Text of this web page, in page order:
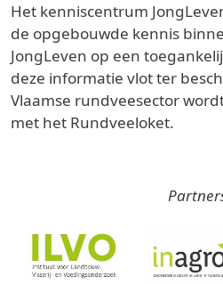
Het kenniscentrum
de opgebouwde kennis
JongLeven op een
deze informatie vlot ter
Vlaamse rundveesector
met het Rundveeloket.